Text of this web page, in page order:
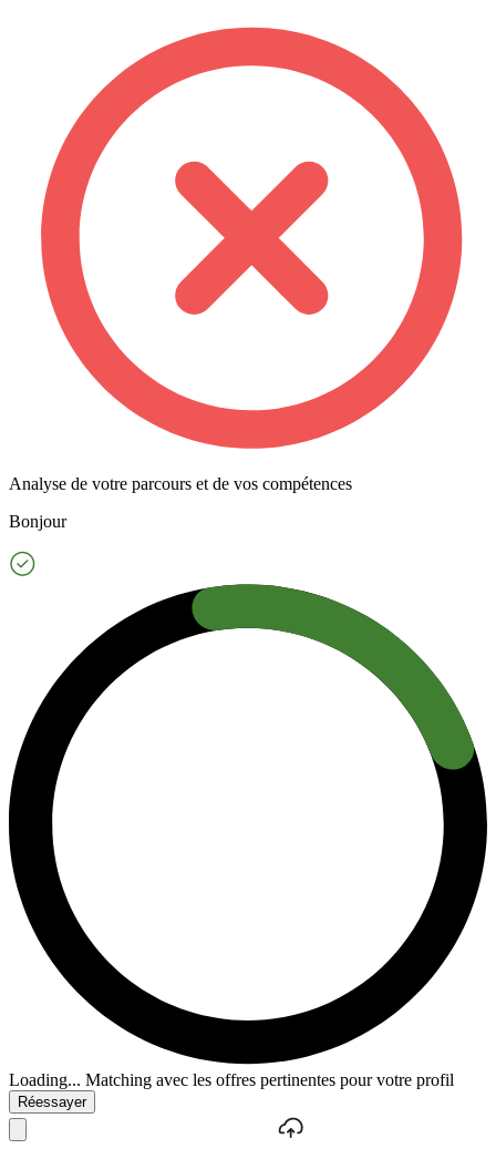
Analyse de votre parcours et de vos compétences
Bonjour
Loading... Matching avec les offres pertinentes pour votre profil
Réessayer